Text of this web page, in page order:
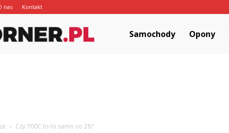
nas Kontakt
MotoCorner.plSamochody Opony
Czy 700C to to samo co 28?